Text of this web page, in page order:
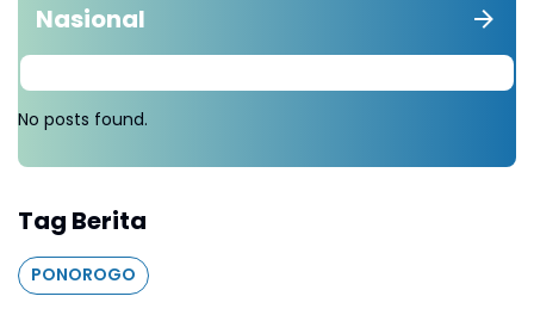
Nasional
No posts found.
Tag Berita
PONOROGO